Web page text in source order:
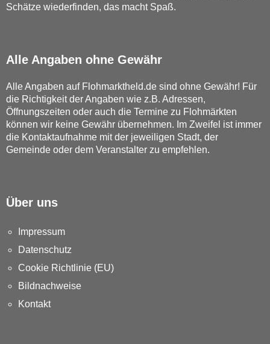
Schätze wiederfinden, das macht Spaß.
Alle Angaben ohne Gewähr
Alle Angaben auf Flohmarktheld.de sind ohne Gewähr! Für
die Richtigkeit der Angaben wie z.B. Adressen,
Öffnungszeiten oder auch die Termine zu Flohmärkten
können wir keine Gewähr übernehmen. Im Zweifel ist immer
die Kontaktaufnahme mit der jeweiligen Stadt, der
Gemeinde oder dem Veranstalter zu empfehlen.
Über uns
Impressum
Datenschutz
Cookie Richtlinie (EU)
Bildnachweise
Kontakt